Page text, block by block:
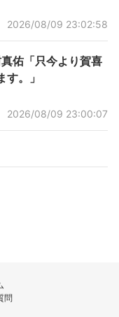
2026/08/09 23:02:58
佑「只今より賀喜
。」
2026/08/09 23:00:07
問